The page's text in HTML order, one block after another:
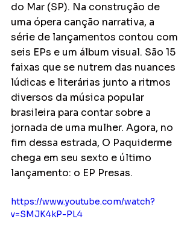
do Mar (SP). Na construção de
uma ópera canção narrativa, a
série de lançamentos contou com
seis EPs e um álbum visual. São 15
faixas que se nutrem das nuances
lúdicas e literárias junto a ritmos
diversos da música popular
brasileira para contar sobre a
jornada de uma mulher. Agora, no
fim dessa estrada, O Paquiderme
chega em seu sexto e último
lançamento: o EP Presas.
https://www.youtube.com/watch?
v=SMJK4kP-PL4